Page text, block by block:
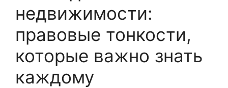
недвижимости:
правовые тонкости,
которые важно знать
каждому